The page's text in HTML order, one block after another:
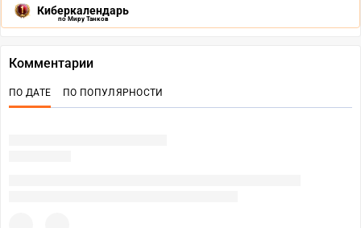
Киберкалендарь
по Миру Танков
Комментарии
ПО ДАТЕ ПО ПОПУЛЯРНОСТИ